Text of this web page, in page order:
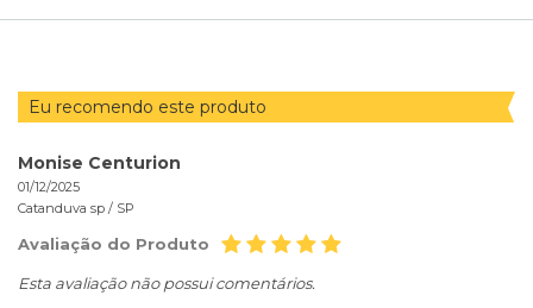
Eu recomendo este produto
Monise Centurion
01/12/2025
Catanduva sp / SP
Avaliação do Produto
Esta avaliação não possui comentários.